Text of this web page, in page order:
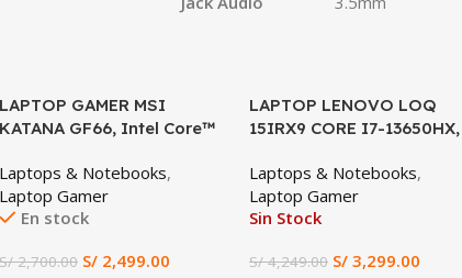
SALE
LAPTOP GAMER MSI
KATANA GF66, Intel Core™
512GB SSD, NVIDIA
GeForce GTX 1650 4GB,
Pantalla 15.6” FHD IPS
Preinstalado, Gaming y
Laptops & Notebooks,
Laptop Gamer
En stock
S/2,700.00 S/ 2,499.00
SALE
LAPTOP LENOVO LOQ
15IRX9 CORE I7-13650HX,
512GB SSD, 15.6″ FHD
144Hz
Laptops & Notebooks,
Laptop Gamer
Sin Stock
S/4,249.00 S/ 3,299.00